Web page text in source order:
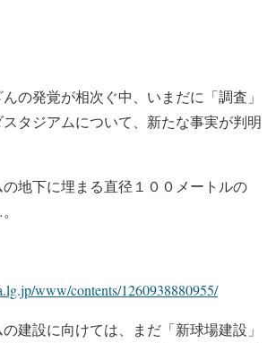
の発覚が相次ぐ中、いまだに「調査」
タジアムについて、新たな事実が判明
地下に埋まる直径１００メートルの
www/contents/1260938880955/
建設に向けては、まだ「新球場建設」